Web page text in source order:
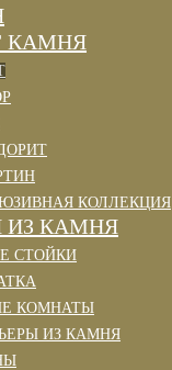
КАМНЯ
КОЛЛЕКЦИЯ
ИЗ КАМНЯ
СТОЙКИ
КОМНАТЫ
ИЗ КАМНЯ